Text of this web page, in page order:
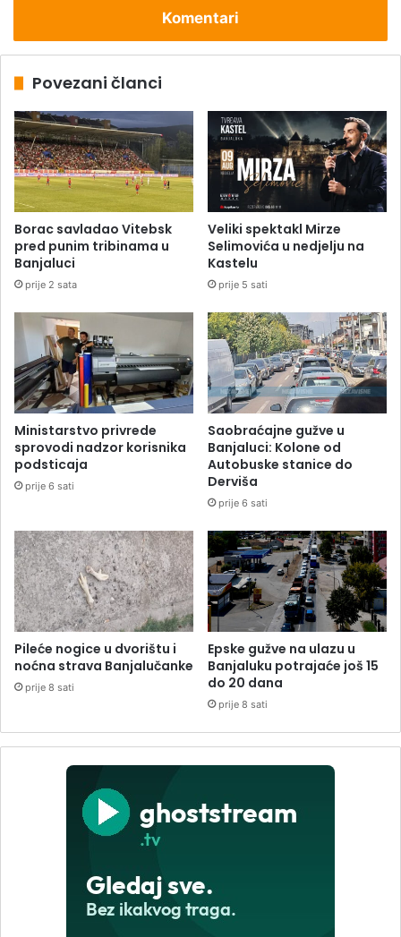
Komentari
Povezani članci
Borac savladao Vitebsk
pred punim tribinama u
Banjaluci
prije 2 sata
Veliki spektakl Mirze
Selimovića u nedjelju na
Kastelu
prije 5 sati
Ministarstvo privrede
sprovodi nadzor korisnika
podsticaja
prije 6 sati
Saobraćajne gužve u
Banjaluci: Kolone od
Autobuske stanice do
Derviša
prije 6 sati
Pileće nogice u dvorištu i
noćna strava Banjalučanke
prije 8 sati
Epske gužve na ulazu u
Banjaluku potrajaće još 15
do 20 dana
prije 8 sati